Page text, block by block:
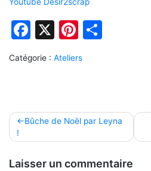
Facebook
X Pinterest
Catégorie : Ateliers
Navigation
de
l’article
Bûche de Noël par Leyna
!
Laisser un commentaire